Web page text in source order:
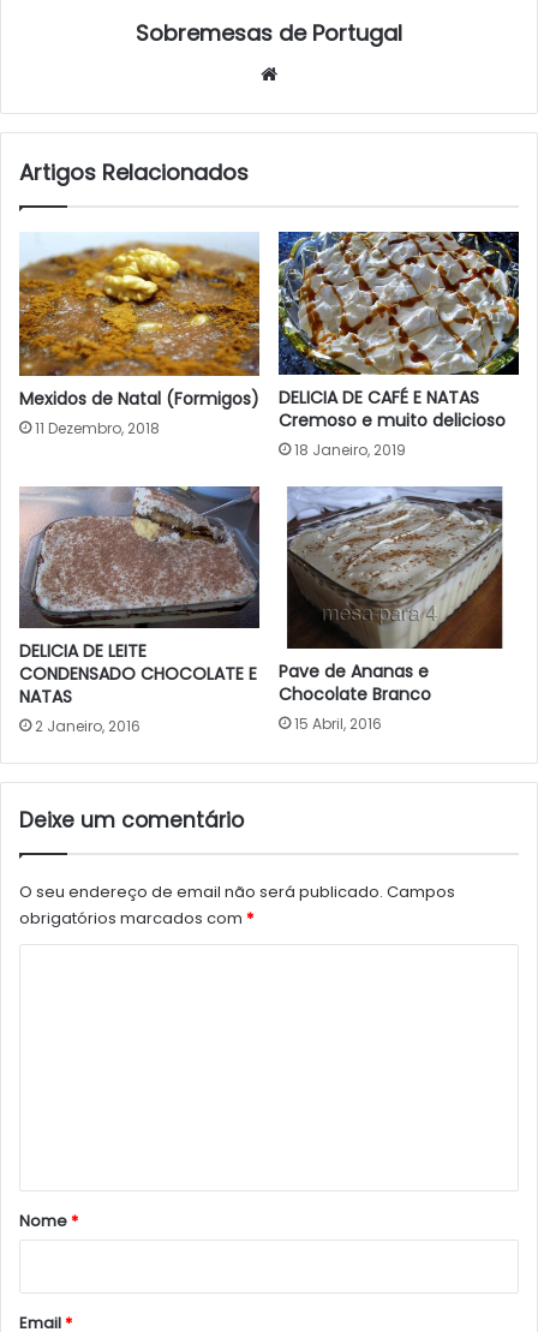
Sobremesas de Portugal
Artigos Relacionados
Mexidos de Natal (Formigos)
11 Dezembro, 2018
DELICIA DE CAFÉ E NATAS
Cremoso e muito delicioso
18 Janeiro, 2019
DELICIA DE LEITE
CONDENSADO CHOCOLATE E
NATAS
2 Janeiro, 2016
Pave de Ananas e
Chocolate Branco
15 Abril, 2016
Deixe um comentário
O seu endereço de email não será publicado. Campos
obrigatórios marcados com *
r
*
Nome*
Email*